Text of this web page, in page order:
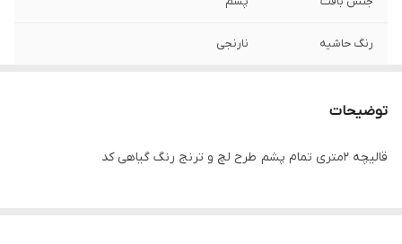
رنگ حاشیه نارنجی
توضیحات
قالیچه 2متری تمام پشم طرح لچ و ترنج رنگ گیاهی کد